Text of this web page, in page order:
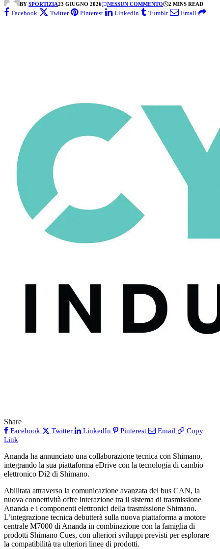
BY SPORTIZIA23 GIUGNO 2026 NESSUN COMMENTO 2 MINS READ
Facebook Twitter Pinterest LinkedIn Tumblr Email
Share
Facebook Twitter LinkedIn Pinterest Email
Copy
Link
Ananda ha annunciato una collaborazione tecnica con Shimano,
integrando la sua piattaforma eDrive con la tecnologia di cambio
elettronico Di2 di Shimano.
Abilitata attraverso la comunicazione avanzata del bus CAN, la
nuova connettività offre interazione tra il sistema di trasmissione
Ananda e i componenti elettronici della trasmissione Shimano.
L’integrazione tecnica debutterà sulla nuova piattaforma a motore
centrale M7000 di Ananda in combinazione con la famiglia di
prodotti Shimano Cues, con ulteriori sviluppi previsti per esplorare
la compatibilità tra ulteriori linee di prodotti.